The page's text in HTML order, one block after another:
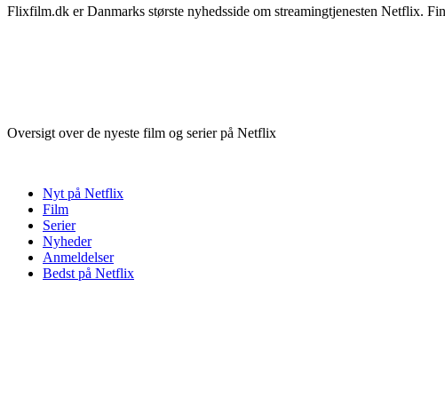
Flixfilm.dk er Danmarks største nyhedsside om streamingtjenesten Netflix.
Oversigt over de nyeste film og serier på Netflix
Nyt på Netflix
Film
Serier
Nyheder
Anmeldelser
Bedst på Netflix